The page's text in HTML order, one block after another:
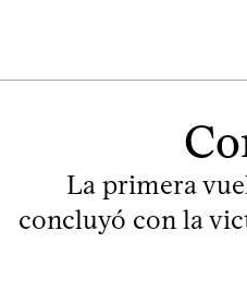
La primera
concluyó con la